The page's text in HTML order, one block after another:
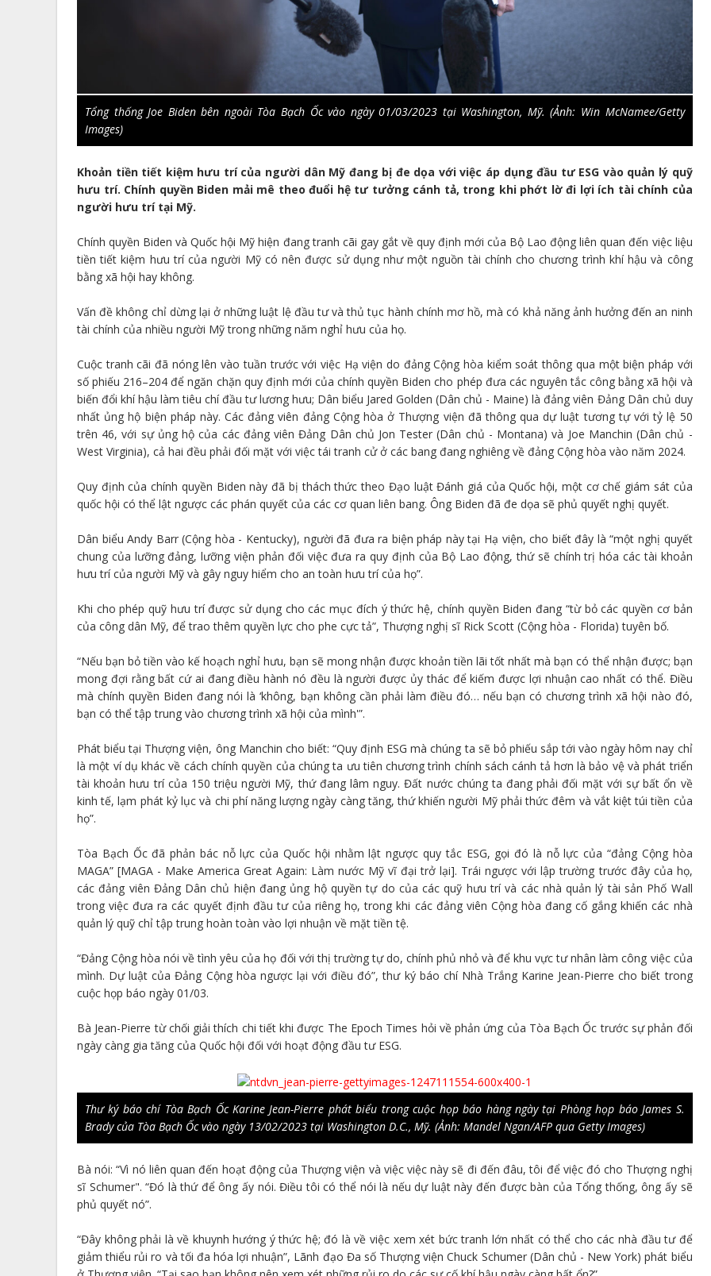
Tổng thống Joe Biden bên ngoài Tòa Bạch Ốc vào ngày 01/03/2023 tại Washington, Mỹ. (Ảnh: Win McNamee/Getty
Images)
Khoản tiền tiết kiệm hưu trí của người dân Mỹ đang bị đe dọa với việc áp dụng đầu tư ESG vào quản lý quỹ
hưu trí. Chính quyền Biden mải mê theo đuổi hệ tư tưởng cánh tả, trong khi phớt lờ đi lợi ích tài chính của
người hưu trí tại Mỹ.
Chính quyền Biden và Quốc hội Mỹ hiện đang tranh cãi gay gắt về quy định mới của Bộ Lao động liên quan đến việc liệu
tiền tiết kiệm hưu trí của người Mỹ có nên được sử dụng như một nguồn tài chính cho chương trình khí hậu và công
bằng xã hội hay không.
Vấn đề không chỉ dừng lại ở những luật lệ đầu tư và thủ tục hành chính mơ hồ, mà có khả năng ảnh hưởng đến an ninh
tài chính của nhiều người Mỹ trong những năm nghỉ hưu của họ.
Cuộc tranh cãi đã nóng lên vào tuần trước với việc Hạ viện do đảng Cộng hòa kiểm soát thông qua một biện pháp với
số phiếu 216–204 để ngăn chặn quy định mới của chính quyền Biden cho phép đưa các nguyên tắc công bằng xã hội và
biến đổi khí hậu làm tiêu chí đầu tư lương hưu; Dân biểu Jared Golden (Dân chủ - Maine) là đảng viên Đảng Dân chủ duy
nhất ủng hộ biện pháp này. Các đảng viên đảng Cộng hòa ở Thượng viện đã thông qua dự luật tương tự với tỷ lệ 50
trên 46, với sự ủng hộ của các đảng viên Đảng Dân chủ Jon Tester (Dân chủ - Montana) và Joe Manchin (Dân chủ -
West Virginia), cả hai đều phải đối mặt với việc tái tranh cử ở các bang đang nghiêng về đảng Cộng hòa vào năm 2024.
Quy định của chính quyền Biden này đã bị thách thức theo Đạo luật Đánh giá của Quốc hội, một cơ chế giám sát của
quốc hội có thể lật ngược các phán quyết của các cơ quan liên bang. Ông Biden đã đe dọa sẽ phủ quyết nghị quyết.
Dân biểu Andy Barr (Cộng hòa - Kentucky), người đã đưa ra biện pháp này tại Hạ viện, cho biết đây là “một nghị quyết
chung của lưỡng đảng, lưỡng viện phản đối việc đưa ra quy định của Bộ Lao động, thứ sẽ chính trị hóa các tài khoản
hưu trí của người Mỹ và gây nguy hiểm cho an toàn hưu trí của họ”.
Khi cho phép quỹ hưu trí được sử dụng cho các mục đích ý thức hệ, chính quyền Biden đang “từ bỏ các quyền cơ bản
của công dân Mỹ, để trao thêm quyền lực cho phe cực tả”, Thượng nghị sĩ Rick Scott (Cộng hòa - Florida) tuyên bố.
“Nếu bạn bỏ tiền vào kế hoạch nghỉ hưu, bạn sẽ mong nhận được khoản tiền lãi tốt nhất mà bạn có thể nhận được; bạn
mong đợi rằng bất cứ ai đang điều hành nó đều là người được ủy thác để kiếm được lợi nhuận cao nhất có thể. Điều
mà chính quyền Biden đang nói là ‘không, bạn không cần phải làm điều đó… nếu bạn có chương trình xã hội nào đó,
bạn có thể tập trung vào chương trình xã hội của mình'”.
Phát biểu tại Thượng viện, ông Manchin cho biết: “Quy định ESG mà chúng ta sẽ bỏ phiếu sắp tới vào ngày hôm nay chỉ
là một ví dụ khác về cách chính quyền của chúng ta ưu tiên chương trình chính sách cánh tả hơn là bảo vệ và phát triển
tài khoản hưu trí của 150 triệu người Mỹ, thứ đang lâm nguy. Đất nước chúng ta đang phải đối mặt với sự bất ổn về
kinh tế, lạm phát kỷ lục và chi phí năng lượng ngày càng tăng, thứ khiến người Mỹ phải thức đêm và vắt kiệt túi tiền của
họ”.
Tòa Bạch Ốc đã phản bác nỗ lực của Quốc hội nhằm lật ngược quy tắc ESG, gọi đó là nỗ lực của “đảng Cộng hòa
MAGA” [MAGA - Make America Great Again: Làm nước Mỹ vĩ đại trở lại]. Trái ngược với lập trường trước đây của họ,
các đảng viên Đảng Dân chủ hiện đang ủng hộ quyền tự do của các quỹ hưu trí và các nhà quản lý tài sản Phố Wall
trong việc đưa ra các quyết định đầu tư của riêng họ, trong khi các đảng viên Cộng hòa đang cố gắng khiến các nhà
quản lý quỹ chỉ tập trung hoàn toàn vào lợi nhuận về mặt tiền tệ.
“Đảng Cộng hòa nói về tình yêu của họ đối với thị trường tự do, chính phủ nhỏ và để khu vực tư nhân làm công việc của
mình. Dự luật của Đảng Cộng hòa ngược lại với điều đó”, thư ký báo chí Nhà Trắng Karine Jean-Pierre cho biết trong
cuộc họp báo ngày 01/03.
Bà Jean-Pierre từ chối giải thích chi tiết khi được The Epoch Times hỏi về phản ứng của Tòa Bạch Ốc trước sự phản đối
ngày càng gia tăng của Quốc hội đối với hoạt động đầu tư ESG.
Thư ký báo chí Tòa Bạch Ốc Karine Jean-Pierre phát biểu trong cuộc họp báo hàng ngày tại Phòng họp báo James S.
Brady của Tòa Bạch Ốc vào ngày 13/02/2023 tại Washington D.C., Mỹ. (Ảnh: Mandel Ngan/AFP qua Getty Images)
Bà nói: “Vì nó liên quan đến hoạt động của Thượng viện và việc việc này sẽ đi đến đâu, tôi để việc đó cho Thượng nghị
sĩ Schumer". “Đó là thứ để ông ấy nói. Điều tôi có thể nói là nếu dự luật này đến được bàn của Tổng thống, ông ấy sẽ
phủ quyết nó”.
“Đây không phải là về khuynh hướng ý thức hệ; đó là về việc xem xét bức tranh lớn nhất có thể cho các nhà đầu tư để
giảm thiểu rủi ro và tối đa hóa lợi nhuận”, Lãnh đạo Đa số Thượng viện Chuck Schumer (Dân chủ - New York) phát biểu